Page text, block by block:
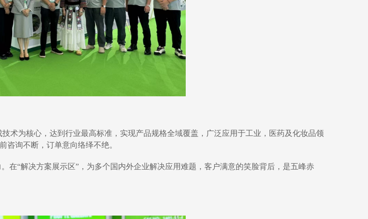
术为核心，达到行业最高标准，实现产品规格全域覆盖，广泛应用于工业，医药及化妆品领
咨询不断，订单意向络绎不绝。
在“解决方案展示区”，为多个国内外企业解决应用难题，客户满意的笑脸背后，是五峰赤